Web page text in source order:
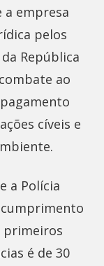
a empresa
pelos
República
ao
cíveis e
a Polícia
primeiros
é de 30